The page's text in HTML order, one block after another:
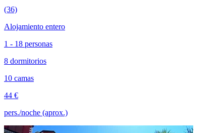
(36)
Alojamiento entero
1 - 18 personas
8 dormitorios
10 camas
44 €
pers./noche (aprox.)